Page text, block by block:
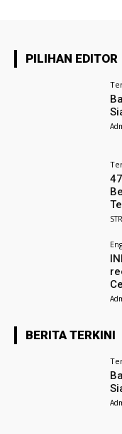
PILIHAN EDITOR
BERITA TERKINI